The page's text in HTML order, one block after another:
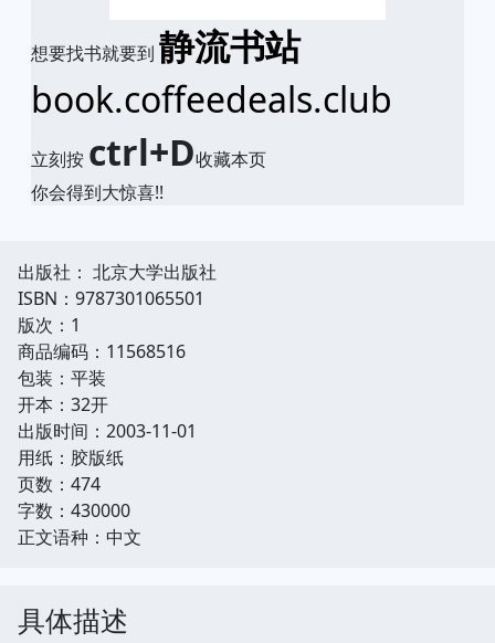
想要找书就要到 静流书站
book.coffeedeals.club
立刻按 ctrl+D收藏本页
你会得到大惊喜!!
出版社： 北京大学出版社
ISBN：9787301065501
版次：1
商品编码：11568516
包装：平装
开本：32开
出版时间：2003-11-01
用纸：胶版纸
页数：474
字数：430000
正文语种：中文
具体描述